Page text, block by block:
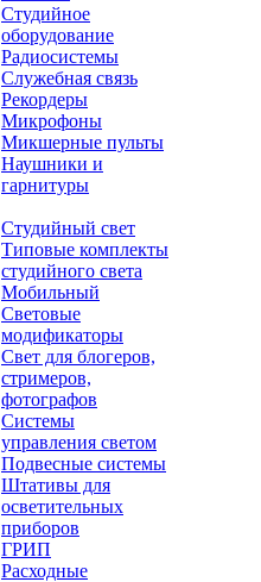
Студийное
оборудование
Радиосистемы
Служебная связь
Рекордеры
Микрофоны
Микшерные пульты
Наушники и
гарнитуры
Студийный свет
Типовые комплекты
студийного света
Мобильный
Световые
модификаторы
Свет для блогеров,
стримеров,
фотографов
Системы
управления светом
Подвесные системы
Штативы для
осветительных
приборов
ГРИП
Расходные